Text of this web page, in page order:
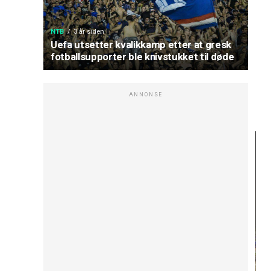
NTB 3 år siden
Uefa utsetter kvalikkamp etter at gresk
fotballsupporter ble knivstukket til døde
ANNONSE